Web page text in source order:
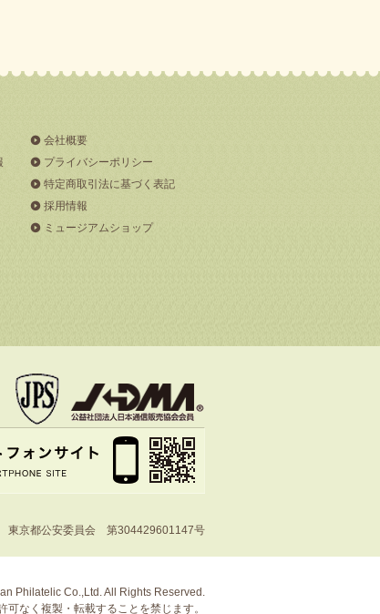
会社概要
プライバシーポリシー
特定商取引法に基づく表記
採用情報
ミュージアムショップ
東京都公安委員会 第304429601147号
Philatelic Co.,Ltd. All Rights Reserved.
なく複製・転載することを禁じます。